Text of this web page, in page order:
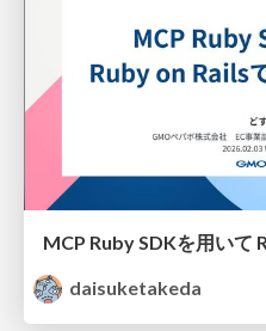
daisuketakeda